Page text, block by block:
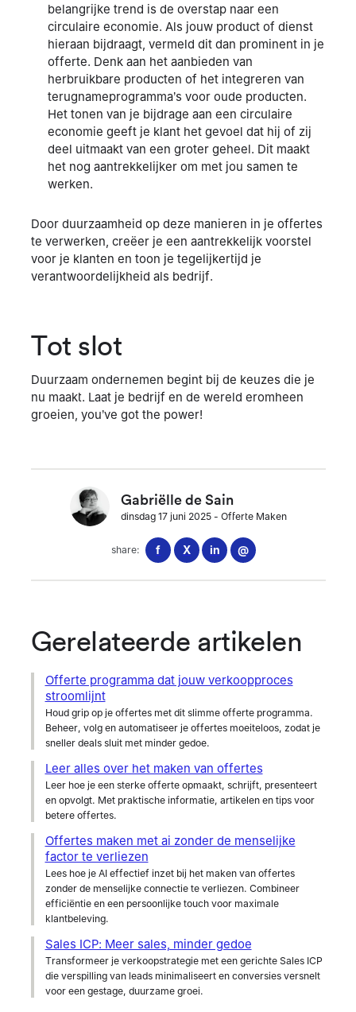
belangrijke trend is de overstap naar een
circulaire economie. Als jouw product of dienst
hieraan bijdraagt, vermeld dit dan prominent in je
offerte. Denk aan het aanbieden van
herbruikbare producten of het integreren van
terugnameprogramma’s voor oude producten.
Het tonen van je bijdrage aan een circulaire
economie geeft je klant het gevoel dat hij of zij
deel uitmaakt van een groter geheel. Dit maakt
het nog aantrekkelijker om met jou samen te
werken.
Door duurzaamheid op deze manieren in je offertes
te verwerken, creëer je een aantrekkelijk voorstel
voor je klanten en toon je tegelijkertijd je
verantwoordelijkheid als bedrijf.
Tot slot
Duurzaam ondernemen begint bij de keuzes die je
nu maakt. Laat je bedrijf en de wereld eromheen
groeien, you’ve got the power!
Gabriëlle de Sain
dinsdag 17 juni 2025- Offerte Maken
share: f X in @
Gerelateerde artikelen
Offerte programma dat jouw verkoopproces
stroomlijnt
Houd grip op je offertes met dit slimme offerte programma.
Beheer, volg en automatiseer je offertes moeiteloos, zodat je
sneller deals sluit met minder gedoe.
Leer alles over het maken van offertes
Leer hoe je een sterke offerte opmaakt, schrijft, presenteert
en opvolgt. Met praktische informatie, artikelen en tips voor
betere offertes.
Offertes maken met ai zonder de menselijke
factor te verliezen
Lees hoe je AI effectief inzet bij het maken van offertes
zonder de menselijke connectie te verliezen. Combineer
efficiëntie en een persoonlijke touch voor maximale
klantbeleving.
Sales ICP: Meer sales, minder gedoe
Transformeer je verkoopstrategie met een gerichte Sales ICP
die verspilling van leads minimaliseert en conversies versnelt
voor een gestage, duurzame groei.